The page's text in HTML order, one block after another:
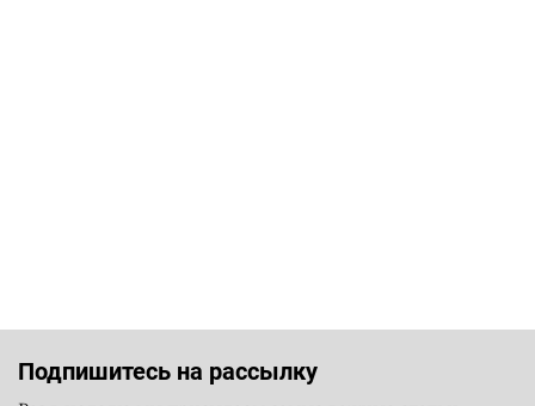
Подпишитесь на рассылку